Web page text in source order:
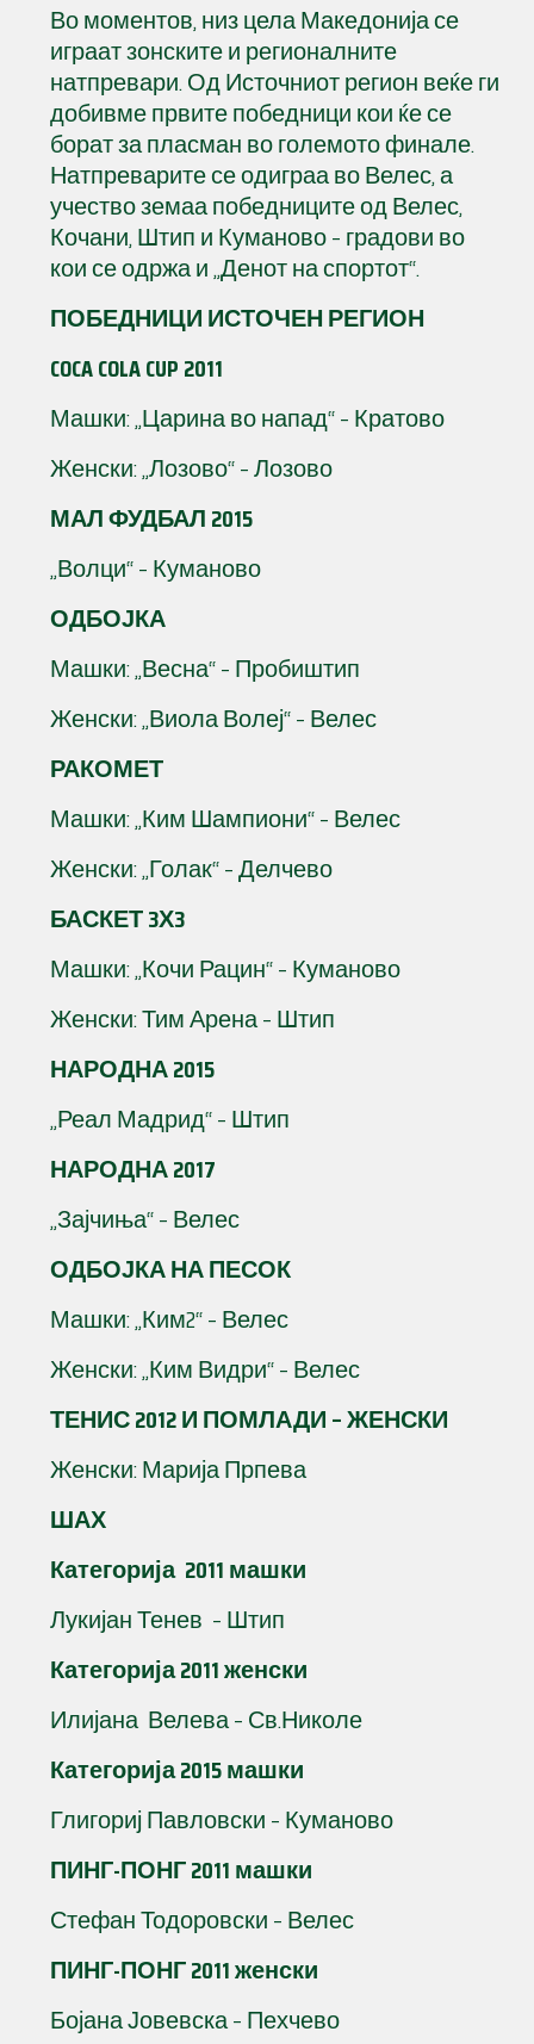
Во моментов, низ цела Македонија се
играат зонските и регионалните
натпревари. Од Источниот регион веќе ги
добивме првите победници кои ќе се
борат за пласман во големото финале.
Натпреварите се одиграа во Велес, а
учество земаа победниците од Велес,
Кочани, Штип и Куманово – градови во
кои се одржа и „Денот на спортот“.
ПОБЕДНИЦИ ИСТОЧЕН РЕГИОН
COCA COLA CUP 2011
Машки: „Царина во напад“ – Кратово
Женски: „Лозово“ – Лозово
МАЛ ФУДБАЛ 2015
„Волци“ – Куманово
ОДБОЈКА
Машки: „Весна“ – Пробиштип
Женски: „Виола Волеј“ – Велес
РАКОМЕТ
Машки: „Ким Шампиони“ – Велес
Женски: „Голак“ – Делчево
БАСКЕТ 3Х3
Машки: „Кочи Рацин“ – Куманово
Женски: Тим Арена – Штип
НАРОДНА 2015
„Реал Мадрид“ – Штип
НАРОДНА 2017
„Зајчиња“ – Велес
ОДБОЈКА НА ПЕСОК
Машки: „Ким2“ – Велес
Женски: „Ким Видри“ – Велес
ТЕНИС 2012 И ПОМЛАДИ – ЖЕНСКИ
Женски: Марија Прпева
ШАХ
Категорија 2011 машки
Лукијан Тенев – Штип
Категорија 2011 женски
Илијана Велева – Св.Николе
Категорија 2015 машки
Глигориј Павловски – Куманово
ПИНГ-ПОНГ 2011 машки
Стефан Тодоровски – Велес
ПИНГ-ПОНГ 2011 женски
Бојана Јовевска – Пехчево